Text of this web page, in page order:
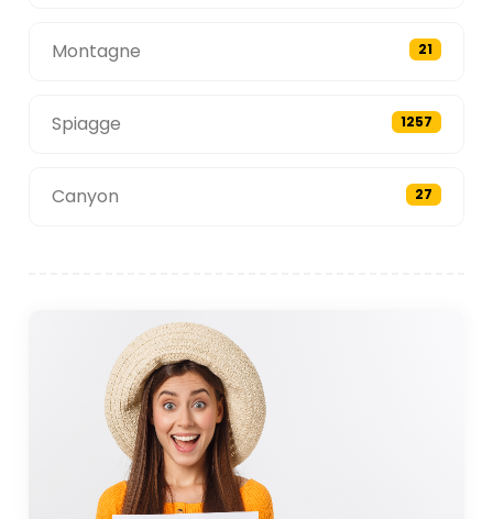
Montagne 21
Spiagge 1257
Canyon 27